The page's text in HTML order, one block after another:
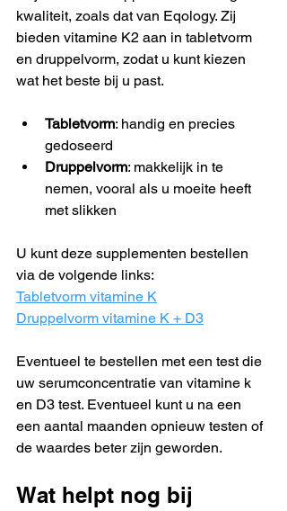
kwaliteit, zoals dat van Eqology. Zij
bieden vitamine K2 aan in tabletvorm
en druppelvorm, zodat u kunt kiezen
wat het beste bij u past.
Tabletvorm: handig en precies
gedoseerd
Druppelvorm: makkelijk in te
nemen, vooral als u moeite heeft
met slikken
U kunt deze supplementen bestellen
via de volgende links:
Tabletvorm vitamine K
Druppelvorm vitamine K + D3
Eventueel te bestellen met een test die
uw serumconcentratie van vitamine k
en D3 test. Eventueel kunt u na een
een aantal maanden opnieuw testen of
de waardes beter zijn geworden.
Wat helpt nog bij